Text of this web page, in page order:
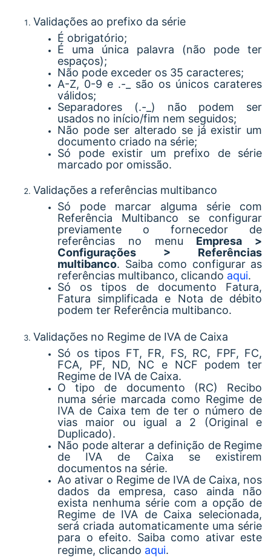
Validações ao prefixo da série
É obrigatório;
É uma única palavra (não pode ter
espaços);
Não pode exceder os 35 caracteres;
A-Z, 0-9 e .-_ são os únicos carateres
válidos;
Separadores (.-_) não podem ser
usados no início/fim nem seguidos;
Não pode ser alterado se já existir um
documento criado na série;
Só pode existir um prefixo de série
marcado por omissão.
Validações a referências multibanco
Só pode marcar alguma série com
Referência Multibanco se configurar
previamente o fornecedor de
referências no menu Empresa >
Configurações > Referências
multibanco. Saiba como configurar as
referências multibanco, clicando aqui.
Só os tipos de documento Fatura,
Fatura simplificada e Nota de débito
podem ter Referência multibanco.
Validações no Regime de IVA de Caixa
Só os tipos FT, FR, FS, RC, FPF, FC,
FCA, PF, ND, NC e NCF podem ter
Regime de IVA de Caixa.
O tipo de documento (RC) Recibo
numa série marcada como Regime de
IVA de Caixa tem de ter o número de
vias maior ou igual a 2 (Original e
Duplicado).
Não pode alterar a definição de Regime
de IVA de Caixa se existirem
documentos na série.
Ao ativar o Regime de IVA de Caixa, nos
dados da empresa, caso ainda não
exista nenhuma série com a opção de
Regime de IVA de Caixa selecionada,
será criada automaticamente uma série
para o efeito. Saiba como ativar este
regime, clicando aqui.